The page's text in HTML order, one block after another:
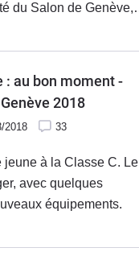
du Salon de Genève,
donc toute trouvée !
: au bon moment -
2018
2018 33
jeune à la Classe C. Le
avec quelques
équipements.